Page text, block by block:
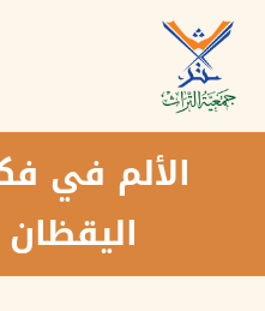
المحتوى
الرئيسي
الألم في